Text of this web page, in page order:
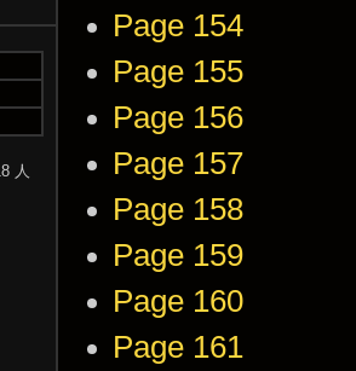
Page 154
Page 155
Page 156
Page 157
Page 158
Page 159
Page 160
Page 161
人